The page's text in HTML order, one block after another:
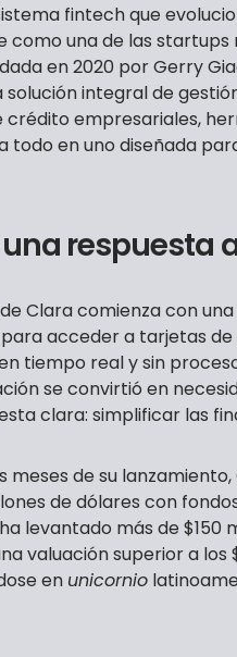
fintech que
como una de las
en 2020 por Gerry
solución integral de
crédito empresariales,
en uno diseñada
respuesta
Clara comienza con
acceder a tarjetas
tiempo real y sin
se convirtió en
clara: simplificar las
meses de su
de dólares con
levantado más de $150
valuación superior a
en unicornio